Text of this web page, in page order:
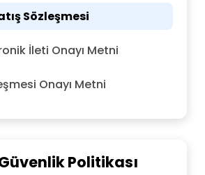
Sözleşmesi
İleti Onayı Metni
Onayı Metni
Politikası